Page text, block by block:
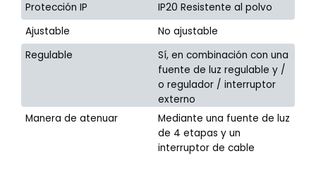
Protección IP
IP20 Resistente al polvo
Ajustable
No ajustable
Regulable
Sí, en combinación con una
fuente de luz regulable y /
o regulador / interruptor
externo
Manera de atenuar
Mediante una fuente de luz
de 4 etapas y un
interruptor de cable